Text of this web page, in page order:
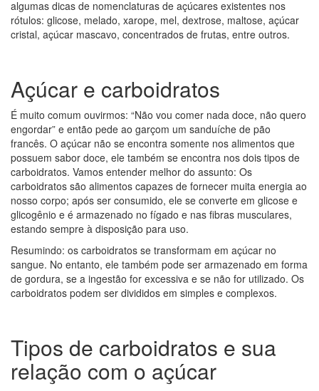
algumas dicas de nomenclaturas de açúcares existentes nos
rótulos: glicose, melado, xarope, mel, dextrose, maltose, açúcar
cristal, açúcar mascavo, concentrados de frutas, entre outros.
Açúcar e carboidratos
É muito comum ouvirmos: “Não vou comer nada doce, não quero
engordar” e então pede ao garçom um sanduíche de pão
francês. O açúcar não se encontra somente nos alimentos que
possuem sabor doce, ele também se encontra nos dois tipos de
carboidratos. Vamos entender melhor do assunto: Os
carboidratos são alimentos capazes de fornecer muita energia ao
nosso corpo; após ser consumido, ele se converte em glicose e
glicogênio e é armazenado no fígado e nas fibras musculares,
estando sempre à disposição para uso.
Resumindo: os carboidratos se transformam em açúcar no
sangue. No entanto, ele também pode ser armazenado em forma
de gordura, se a ingestão for excessiva e se não for utilizado. Os
carboidratos podem ser divididos em simples e complexos.
Tipos de carboidratos e sua
relação com o açúcar